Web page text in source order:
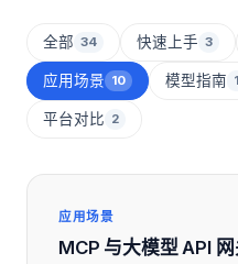
全部 34 快速上手 3
应用场景 10 模型指南 1
平台对比 2
应用场景
MCP 与大模型 API